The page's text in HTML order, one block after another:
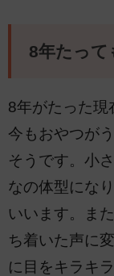
8年たって
8年がたった現
今もおやつが
そうです。小
なの体型にな
いいます。ま
ち着いた声に
に目をキラキ